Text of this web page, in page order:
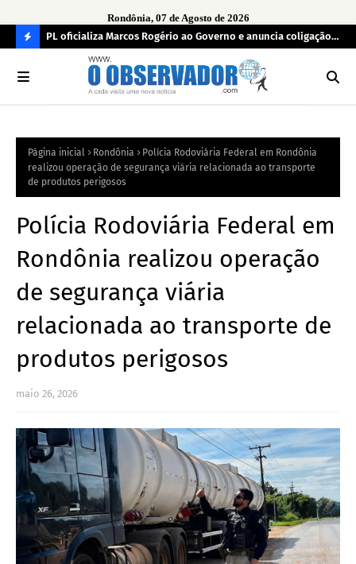
Rondônia, 07 de Agosto de 2026
O
R
A
PL oficializa Marcos Rogério ao Governo e anuncia coligação
com cinco partidos em Rondônia
Página inicial Rondônia
Polícia Rodoviária Federal em Rondônia
realizou operação de segurança viária relacionada ao transporte
de produtos perigosos
Polícia Rodoviária Federal em
Rondônia realizou operação
de segurança viária
relacionada ao transporte de
produtos perigosos
maio 26, 2026